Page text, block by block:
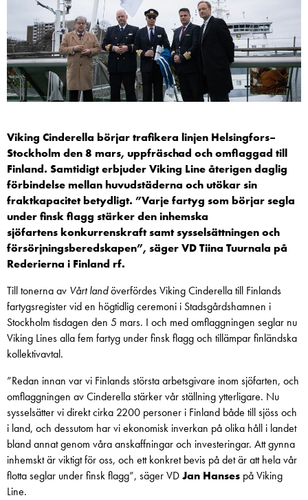
Viking Cinderella börjar trafikera linjen Helsingfors–
Stockholm den 8 mars, uppfräschad och omflaggad till
Finland. Samtidigt erbjuder Viking Line återigen daglig
förbindelse mellan huvudstäderna och utökar sin
fraktkapacitet betydligt. ”Varje fartyg som börjar segla
under finsk flagg stärker den inhemska
sjöfartenskonkurrenskraftsamt sysselsättningen och
försörjningsberedskapen”, säger VD Tiina Tuurnala på
Rederierna i Finland rf.
Till tonerna av Vårt landöverfördes Viking Cinderella till Finlands
fartygsregister vid en högtidlig ceremoni i Stadsgårdshamnen i
Stockholm tisdagen den 5 mars. I och med omflaggningen seglar nu
Viking Lines alla fem fartyg under finsk flagg och tillämpar finländska
kollektivavtal.
”Redan innan var vi Finlands största arbetsgivare inom sjöfarten, och
omflaggningen av Cinderella stärker vår ställning ytterligare. Nu
sysselsätter vi direkt cirka 2200 personer i Finland både till sjöss och
i land, och dessutom har vi ekonomisk inverkan på olika håll i landet
bland annat genom våra anskaffningar och investeringar. Att gynna
inhemskt är viktigt för oss, och ett konkret bevis på det är att hela vår
flotta seglar under finsk flagg”, säger VDJan Hanses på Viking
Line.